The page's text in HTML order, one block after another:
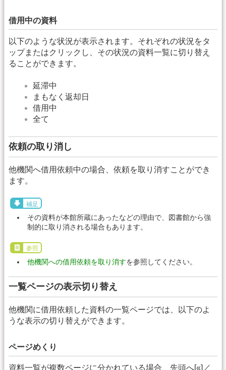
借用中の資料
以下のような状況が表示されます。それぞれの状況をタ
ップまたはクリックし、その状況の資料一覧に切り替え
ることができます。
延滞中
まもなく返却日
借用中
全て
依頼の取り消し
他機関へ借用依頼中の場合、依頼を取り消すことができ
ます。
補足
その資料が本館所蔵にあったなどの理由で、図書館から強
制的に取り消される場合もあります。
参照
他機関への借用依頼を取り消すを参照してください。
一覧ページの表示切り替え
他機関に借用依頼した資料の一覧ページでは、以下のよ
うな表示の切り替えができます。
ページめくり
資料一覧が複数ページに分かれている場合、先頭へ[«]／